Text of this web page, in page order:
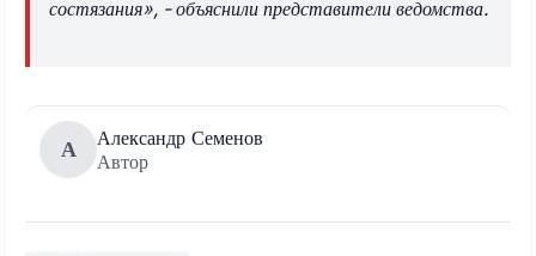
состязания», - объяснили представители ведомства.
А
Александр Семенов
Автор